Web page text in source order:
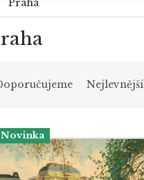
praha
Nejlevnější
Novinka